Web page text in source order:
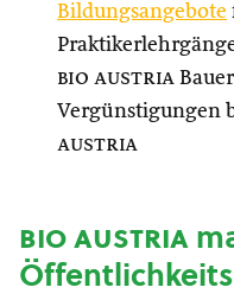
Bildungsangebote
bio austria
Vergünstigungen
austria
bio austria